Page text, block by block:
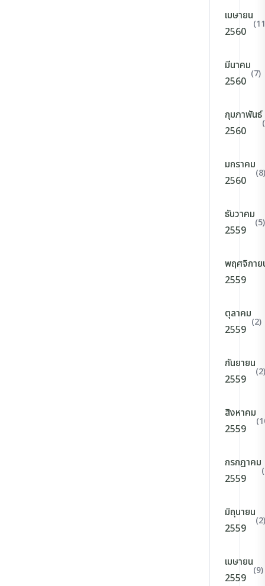
เมษายน
2560
มีนาคม
2560
(7)
กุมภาพันธ์
2560
มกราคม
2560
(8)
ธันวาคม
2559
(5)
พฤศจิกาย
2559
ตุลาคม
2559
(2)
กันยายน
2559
(2)
สิงหาคม
2559
กรกฎาคม
2559
มิถุนายน
2559
(2)
เมษายน
2559
(9)